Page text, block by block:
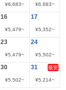
¥6,683~ ¥6,683~
16
¥5,479~
17
¥5,352~
23
¥5,479~
24
¥5,502~
30
¥5,502~
31 最安
¥5,214~